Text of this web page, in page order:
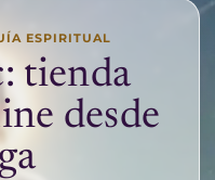
ESPIRITUAL
tienda
desde